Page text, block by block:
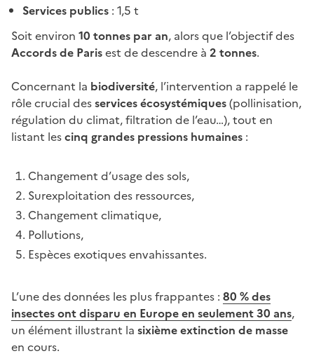
Services publics : 1,5 t
Soit environ 10 tonnes par an, alors que l’objectif des
Accords de Parisest de descendre à 2 tonnes.
Concernant la biodiversité, l’intervention a rappelé le
rôle crucial desservices écosystémiques(pollinisation,
régulation du climat, filtration de l’eau…), tout en
listant lescinq grandes pressions humaines :
Changement d’usage des sols,
Surexploitation des ressources,
Changement climatique,
Pollutions,
Espèces exotiques envahissantes.
L’une des données les plus frappantes : 80 % des
insectes ont disparu en Europe en seulement 30 ans,
un élément illustrant la sixième extinction de masse
en cours.